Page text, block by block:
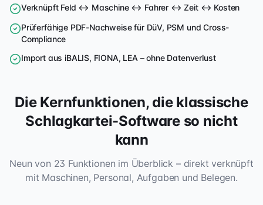
Verknüpft Feld ↔ Maschine ↔ Fahrer ↔ Zeit ↔ Kosten
Prüferfähige PDF-Nachweise für DüV, PSM und Cross-
Compliance
Import aus iBALIS, FIONA, LEA – ohne Datenverlust
Die Kernfunktionen, die klassische
Schlagkartei-Software so nicht
kann
Neun von 23 Funktionen im Überblick – direkt verknüpft
mit Maschinen, Personal, Aufgaben und Belegen.